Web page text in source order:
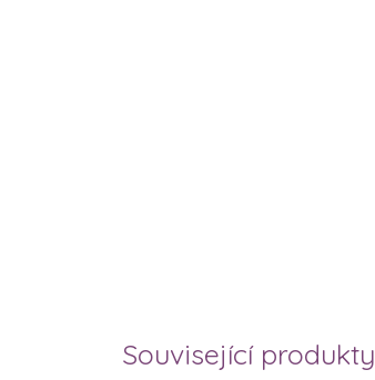
Související produkty